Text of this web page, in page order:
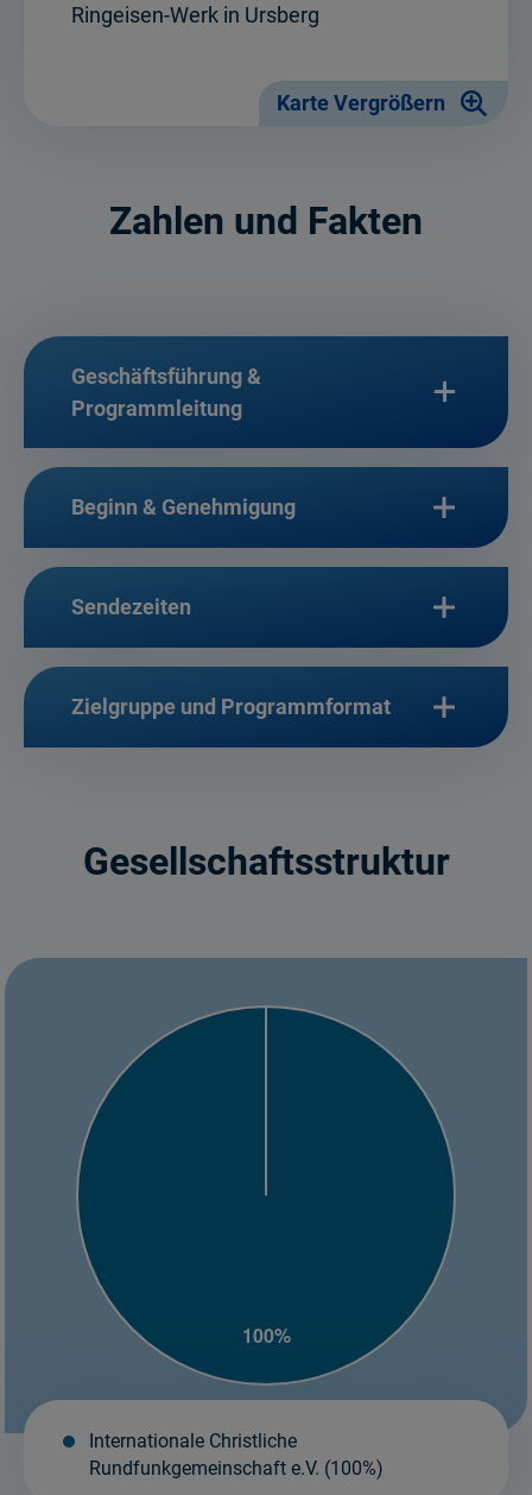
Ringeisen-Werk in Ursberg
Karte Vergrößern
Zahlen und Fakten
Geschäftsführung &
Programmleitung
Beginn & Genehmigung
Sendezeiten
Zielgruppe und Programmformat
Gesellschaftsstruktur
Internationale Christliche
Rundfunkgemeinschaft e.V. (100%)